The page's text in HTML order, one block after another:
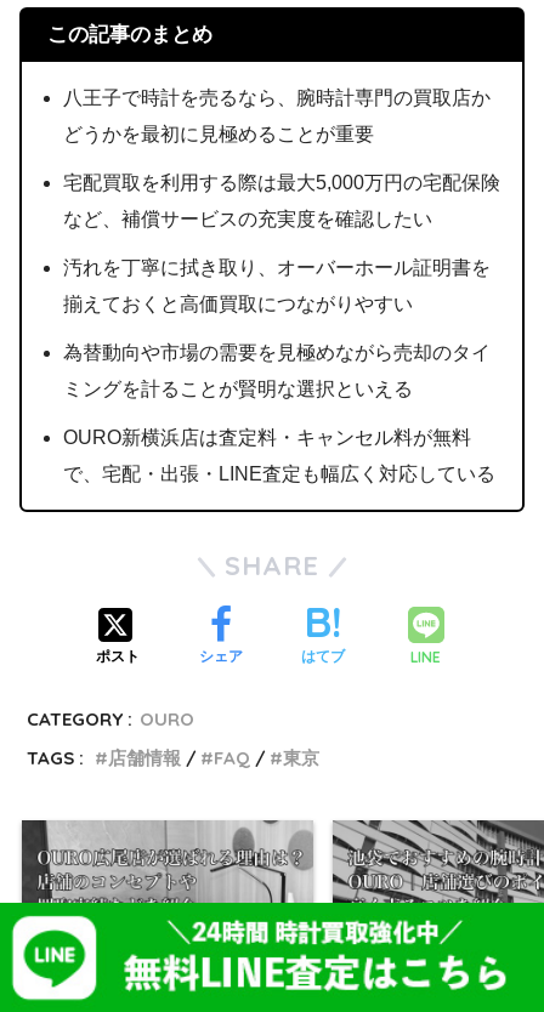
この記事のまとめ
八王子で時計を売るなら、腕時計専門の買取店か
どうかを最初に見極めることが重要
宅配買取を利用する際は最大5,000万円の宅配保険
など、補償サービスの充実度を確認したい
汚れを丁寧に拭き取り、オーバーホール証明書を
揃えておくと高価買取につながりやすい
為替動向や市場の需要を見極めながら売却のタイ
ミングを計ることが賢明な選択といえる
OURO新横浜店は査定料・キャンセル料が無料
で、宅配・出張・LINE査定も幅広く対応している
SHARE
ポスト シェア はてブ LINE
CATEGORY : OURO
TAGS :
店舗情報 FAQ 東京
OURO TOP 店舗一覧 会社概要 プライバシーポリシー
利用規約 ロレックス買取 大阪ロレックス